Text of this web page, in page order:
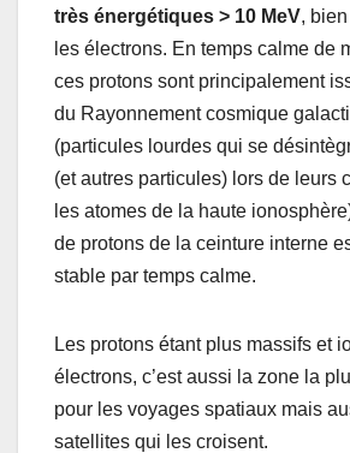
très énergétiques > 10 MeV,
les électrons. En temps calme de
ces protons sont principalement
du Rayonnement cosmique
(particules lourdes qui se
(et autres particules) lors de leurs
les atomes de la haute
de protons de la ceinture interne
stable par temps calme.
Les protons étant plus massifs et
électrons, c’est aussi la zone la
pour les voyages spatiaux mais
satellites qui les croisent.